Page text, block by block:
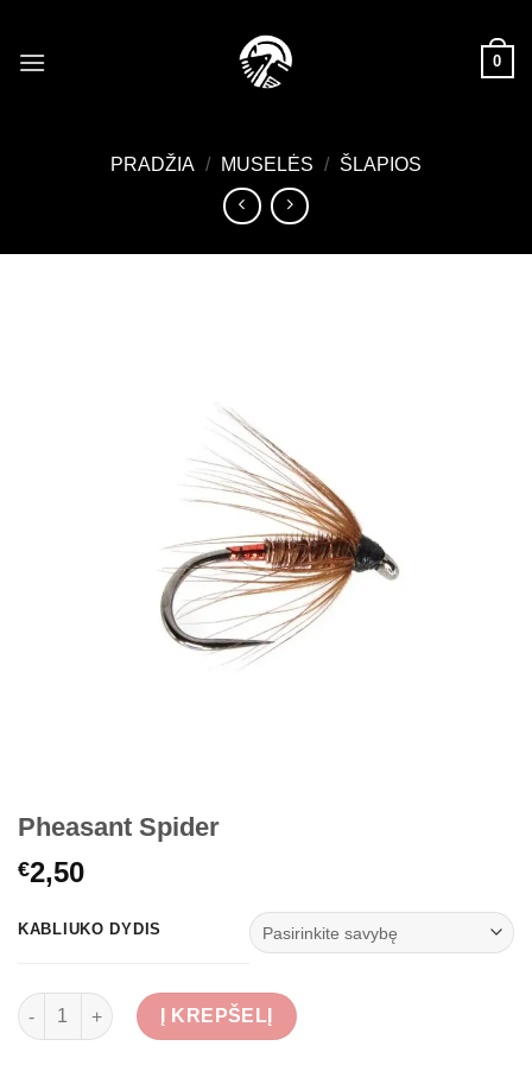
content
0
PRADŽIA / MUSELĖS / ŠLAPIOS
Pheasant Spider
€2,50
KABLIUKO DYDIS
produkto kiekis: Pheasant Spider
Į KREPŠELĮ